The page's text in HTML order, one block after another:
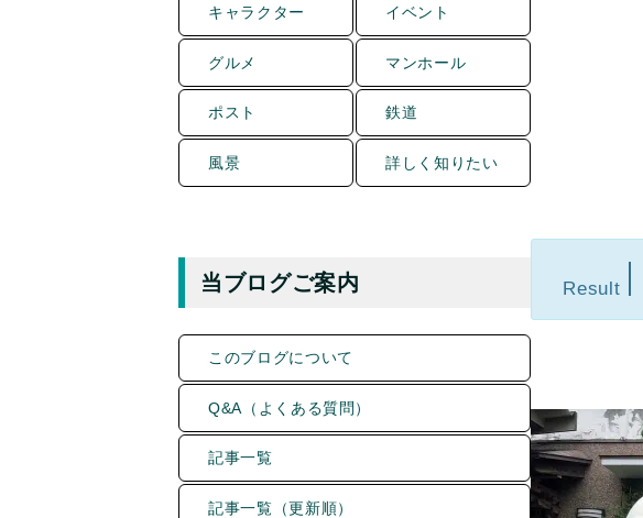
Result
キャラクター イベント
グルメ マンホール
ポスト 鉄道
風景 詳しく知りたい
当ブログご案内
このブログについて
Q&A（よくある質問）
記事一覧
記事一覧（更新順）